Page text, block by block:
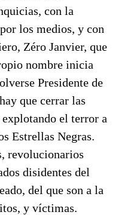
con la
los medios, y con
Zéro Janvier, que
nombre inicia
Presidente de
que cerrar las
el terror a
Estrellas Negras.
revolucionarios
disidentes del
del que son a la
y víctimas.